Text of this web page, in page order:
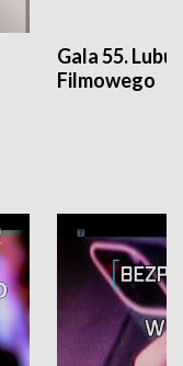
Gala 55.
Filmowego